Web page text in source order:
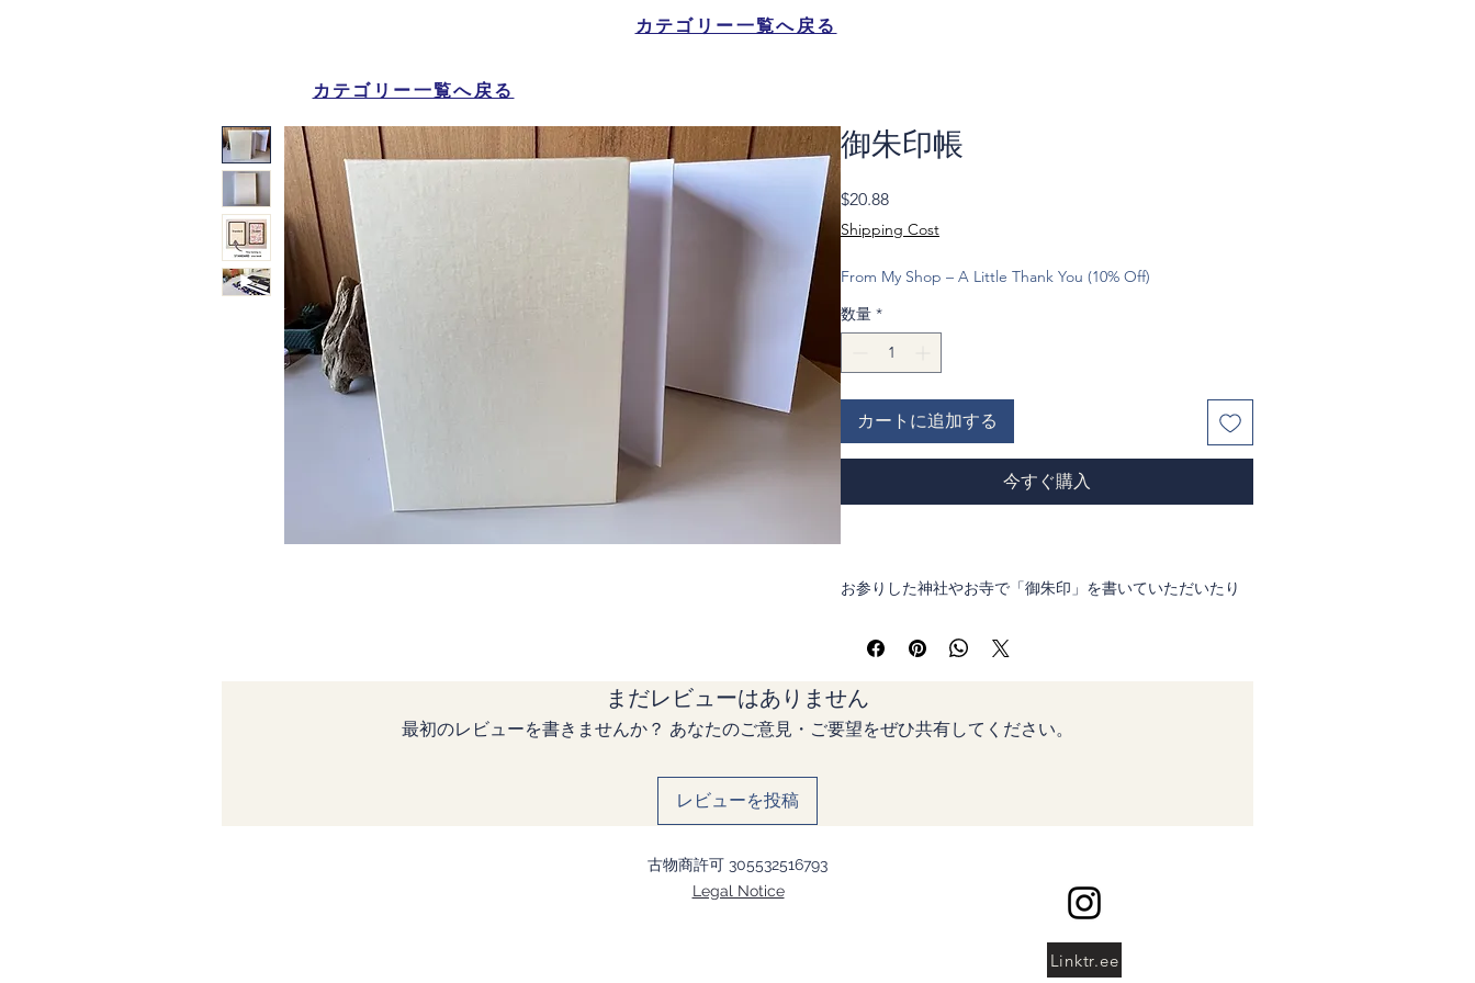
カテゴリー一覧へ戻る
カテゴリー一覧へ戻る
御朱印帳
$20.88価
Shipping Cost
From My Shop – A Little Thank You (10% Off)
数量 *
カートに追加する
今すぐ購入
お参りした神社やお寺で「御朱印」を書いていただいたり
り付けて使います
蛇腹（じゃばら）式、厚手の和紙を使用しています
だく朱印で、浄土へ旅立つ方へのお手荷物に入れて差し上
げたりするとよいとされています
まだレビューはありません
最初のレビューを書きませんか？ あなたのご意見・ご要望をぜひ共有してください。
レビューを投稿
古物商許可 305532516793
Legal Notice
Linktr.ee